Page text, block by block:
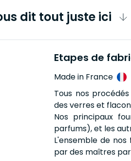
dit tout juste ici
Etapes de
Made in France
Tous nos
des verres et
Nos principaux
parfums), et les
L'ensemble de
par des maîtres